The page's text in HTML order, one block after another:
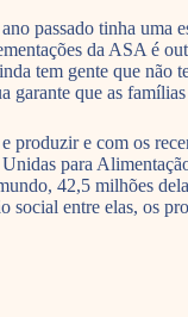
passado tinha
da ASA é
tem gente que não
garante que as
produzir e com os
para
42,5 milhões
social entre elas, os